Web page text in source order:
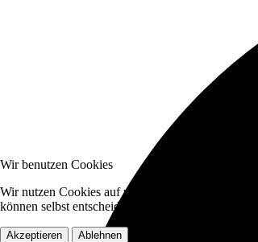
Wir benutzen Cookies
Wir nutzen Cookies auf unserer Website. Einige
können selbst entscheiden, ob Sie die Cookies
Akzeptieren Ablehnen